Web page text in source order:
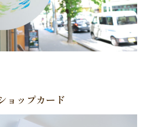
ョップカード